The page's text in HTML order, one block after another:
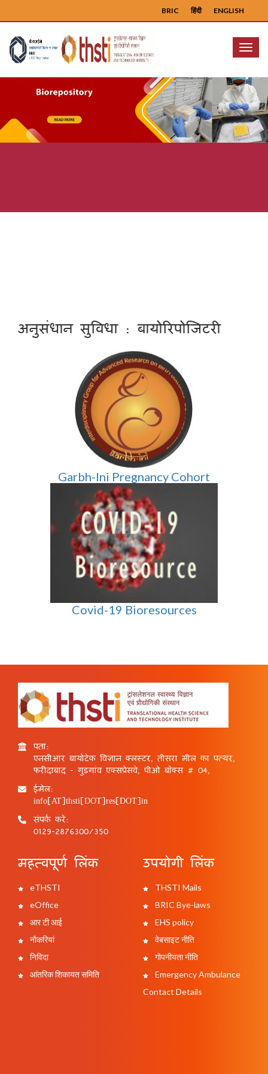
ENGLISH
हिंदी
BRIC
Menu
अनुसंधान सुविधा : बायोरिपोजिटरी
Garbh-Ini Pregnancy Cohort
Covid-19 Bioresources
पता:
एनसीआर बायोटेक विज्ञान क्लस्टर, तीसरा मील का पत्थर,
फरीदाबाद - गुड़गांव एक्सप्रेसवे, पीओ बॉक्स # 04,
ईमेल:
info[AT]thsti[DOT]res[DOT]in
संपर्क करें:
0129-2876300/350
महत्वपूर्ण लिंक
eTHSTI
eOffice
आर टी आई
नौकरियां
निविदा
आंतरिक शिकायत समिति
उपयोगी लिंक
THSTI Mails
BRIC Bye-laws
EHS policy
वेबसाइट नीति
गोपनीयता नीति
Emergency Ambulance
Contact Details